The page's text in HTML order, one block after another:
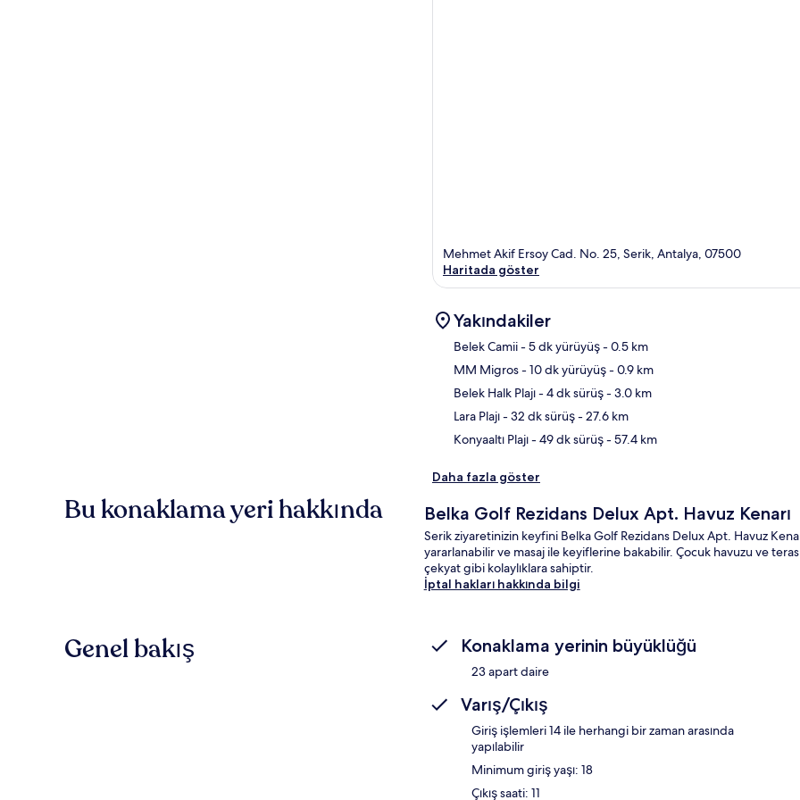
Mehmet Akif Ersoy Cad. No. 25, Serik, Antalya, 07500
Haritada göster
Yakındakiler
Belek Camii- 5 dk yürüyüş- 0.5 km
MM Migros- 10 dk yürüyüş- 0.9 km
Belek Halk Plajı- 4 dk sürüş- 3.0 km
Lara Plajı- 32 dk sürüş- 27.6 km
Konyaaltı Plajı- 49 dk sürüş- 57.4 km
Daha fazla göster
Bu konaklama yeri hakkında Belka Golf Rezidans Delux Apt. Havuz Kenarı
Serik ziyaretinizin keyfini Belka Golf Rezidans Delux Apt. Havuz
yararlanabilir ve masaj ile keyiflerine bakabilir. Çocuk havuzu ve
çekyat gibi kolaylıklara sahiptir.
İptal hakları hakkında bilgi
Genel bakış Konaklama yerinin büyüklüğü
23 apart daire
Varış/Çıkış
Giriş işlemleri 14 ile herhangi bir zaman arasında
yapılabilir
Minimum giriş yaşı: 18
Çıkış saati: 11